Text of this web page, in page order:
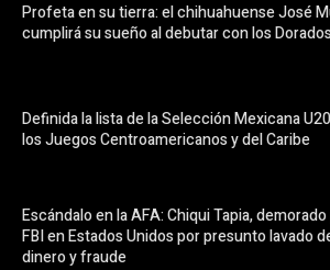
Profeta en su tierra: el chihuahuense José
cumplirá su sueño al debutar con los
Definida la lista de la Selección Mexicana
los Juegos Centroamericanos y del Caribe
Escándalo en la AFA: Chiqui Tapia,
FBI en Estados Unidos por presunto lavado
dinero y fraude